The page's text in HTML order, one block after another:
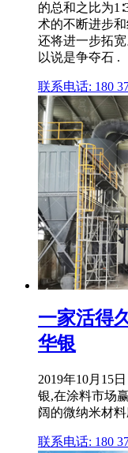
的总和之比为
术的不断进步
还将进一步拓
以说是争夺石 .
联系电话: 180
一家活得
华银
2019年10月15
银,在涂料市场
阔的微纳米材
联系电话: 180